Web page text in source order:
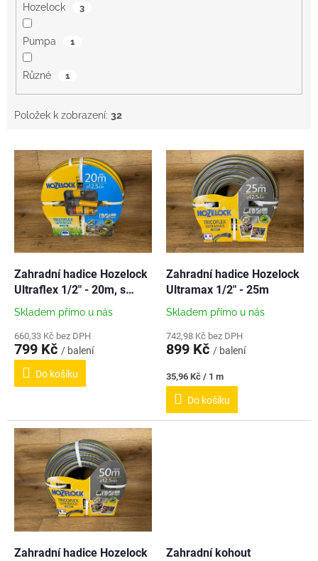
Hozelock 3
Pumpa 1
Různé 1
Položek k zobrazení: 32
V
Zahradní hadice Hozelock
Ultraflex 1/2" - 20m, s
příslušenstvím
Skladem přímo u nás
660,33 Kč bez DPH
799 Kč / balení
Do košíku
Zahradní hadice Hozelock
Ultramax 1/2" - 25m
Skladem přímo u nás
742,98 Kč bez DPH
899 Kč / balení
Měrná
cena:
35,96 Kč / 1 m
Do košíku
Zahradní hadice Hozelock
Zahradní kohout